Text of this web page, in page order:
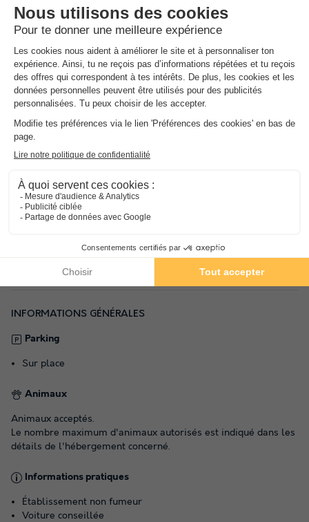
sur le green ou la forêt. Un
parking extérieur gratuit
votre disposition, et la connexion Wi-Fi est accessible pour
rester connecté au cœur de cette nature préservée.
6 All. du Golf, 68410 Ammerschwihr - 68770 Ammerschwihr,
INFORMATIONS GÉNÉRALES
Parking
Sur place
Animaux
Animaux acceptés.
Le nombre maximum d'animaux autorisés est indiqué dans les
détails de l'hébergement concerné.
Informations pratiques
Établissement non fumeur
Voiture conseillée